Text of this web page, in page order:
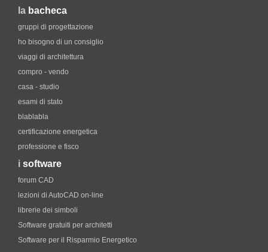
la bacheca
gruppi di progettazione
ho bisogno di un consiglio
viaggi di architettura
compro - vendo
casa - studio
esami di stato
blablabla
certificazione energetica
professione e fisco
i software
forum CAD
lezioni di AutoCAD on-line
librerie dei simboli
Software gratuiti per architetti
Software per il Risparmio Energetico